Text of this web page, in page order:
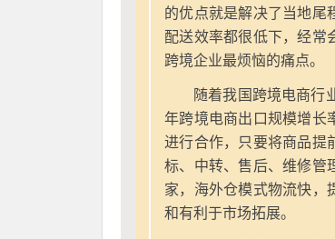
的优点就是解决了当地尾
配送效率都很低下，经常
跨境企业最烦恼的痛点。
随着我国跨境电商行
年跨境电商出口规模增长
进行合作，只要将商品提
标、中转、售后、维修管
家，海外仓模式物流快，
和有利于市场拓展。